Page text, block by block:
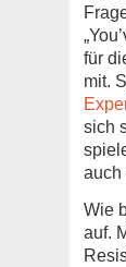
für
mit.
sich
auch
Wie
auf.